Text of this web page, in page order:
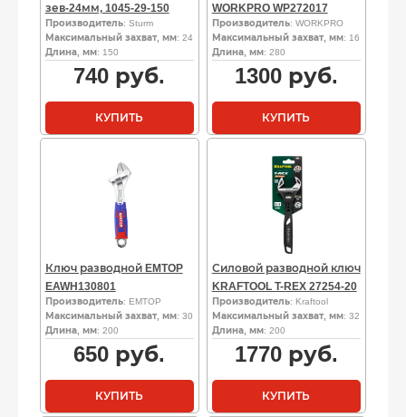
зев-24мм, 1045-29-150
Производитель: Sturm
Максимальный захват, мм: 24
Длина, мм: 150
740 руб.
КУПИТЬ
WORKPRO WP272017
Производитель: WORKPRO
Максимальный захват, мм: 16
Длина, мм: 280
1300руб.
КУПИТЬ
Ключ разводной EMTOP
EAWH130801
Производитель: EMTOP
Максимальный захват, мм: 30
Длина, мм: 200
650 руб.
КУПИТЬ
Силовой разводной ключ
KRAFTOOL T-REX 27254-20
Производитель: Kraftool
Максимальный захват, мм: 32
Длина, мм: 200
1770руб.
КУПИТЬ